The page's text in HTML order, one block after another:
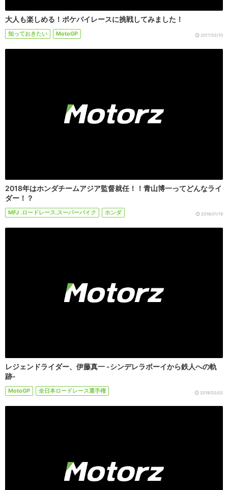
大人も楽しめる！ポケバイレースに挑戦してみました！
知っておきたい MotoGP 2017/02/10
2018年はホンダチームアジア監督就任！！青山博一ってどんなライ
ダー！？
MFJ .ロードレース.スーパーバイク ホンダ 2018/01/19
レジェンドライダー、伊藤真一 -シンデレラボーイから鉄人への軌
跡-
MotoGP 全日本ロードレース選手権 2018/02/02